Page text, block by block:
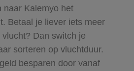
naar Kalemyo het
Betaal je liever iets meer
Dan switch je
sorteren op vluchtduur.
besparen door vanaf